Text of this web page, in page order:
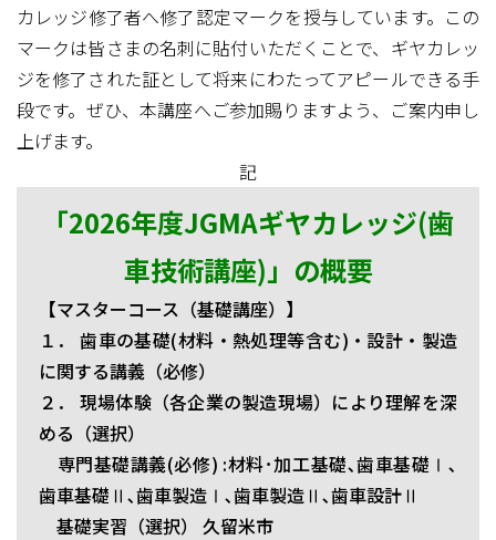
カレッジ修了者へ修了認定マークを授与しています。この
マークは皆さまの名刺に貼付いただくことで、ギヤカレッ
ジを修了された証として将来にわたってアピールできる手
段です。ぜひ、本講座へご参加賜りますよう、ご案内申し
上げます。
記
「2026年度JGMAギヤカレッジ(歯
車技術講座)」の概要
【マスターコース（基礎講座）】
１． 歯車の基礎(材料・熱処理等含む)・設計・製造
に関する講義（必修）
２． 現場体験（各企業の製造現場）により理解を深
める（選択）
専門基礎講義(必修) :材料･加工基礎､歯車基礎Ⅰ､
歯車基礎Ⅱ､歯車製造Ⅰ､歯車製造Ⅱ､歯車設計Ⅱ
基礎実習（選択） 久留米市